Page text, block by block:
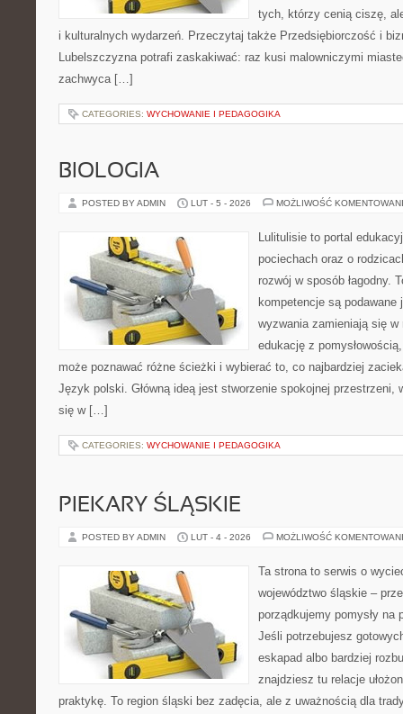
tych, którzy cenią ciszę,
i kulturalnych wydarzeń. Przeczytaj także Przedsiębiorczość i
Lubelszczyzna potrafi zaskakiwać: raz kusi malowniczymi
zachwyca […]
CATEGORIES: WYCHOWANIE I PEDAGOGIKA
BIOLOGIA
POSTED BY ADMIN LUT - 5 - 2026 MOŻLIWOŚĆ
Lulitulisie to portal
pociechach oraz o
rozwój w sposób łagodny.
kompetencje są
wyzwania zamieniają się w
edukację z
może poznawać różne ścieżki i wybierać to, co najbardziej
Język polski. Główną ideą jest stworzenie spokojnej przestrzeni,
się w […]
CATEGORIES: WYCHOWANIE I PEDAGOGIKA
PIEKARY ŚLĄSKIE
POSTED BY ADMIN LUT - 4 - 2026 MOŻLIWOŚĆ
Ta strona to serwis o
województwo śląskie –
porządkujemy pomysły na
Jeśli potrzebujesz
eskapad albo bardziej
znajdziesz tu relacje
praktykę. To region śląski bez zadęcia, ale z uważnością dla